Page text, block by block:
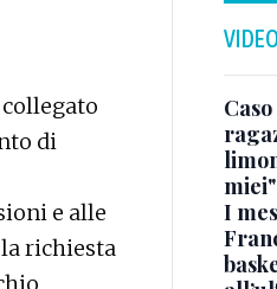
di
e alle
richiesta
miei"
I